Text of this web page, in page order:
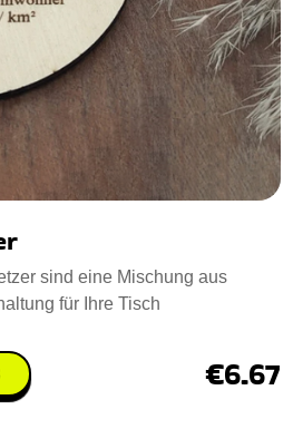
sind eine Mischung aus
für Ihre Tisch
€6.67